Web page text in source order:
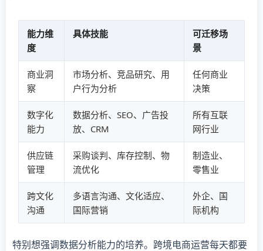
能力维
度
具体技能
可迁移场
景
商业洞
察
市场分析、竞品研究、用
户行为分析
任何商业
决策
数字化
能力
数据分析、SEO、广告投
放、CRM
所有互联
网行业
供应链
管理
采购谈判、库存控制、物
流优化
制造业、
零售业
跨文化
沟通
多语言沟通、文化适应、
国际营销
外企、国
际机构
特别想强调数据分析能力的培养。跨境电商运营每天都要